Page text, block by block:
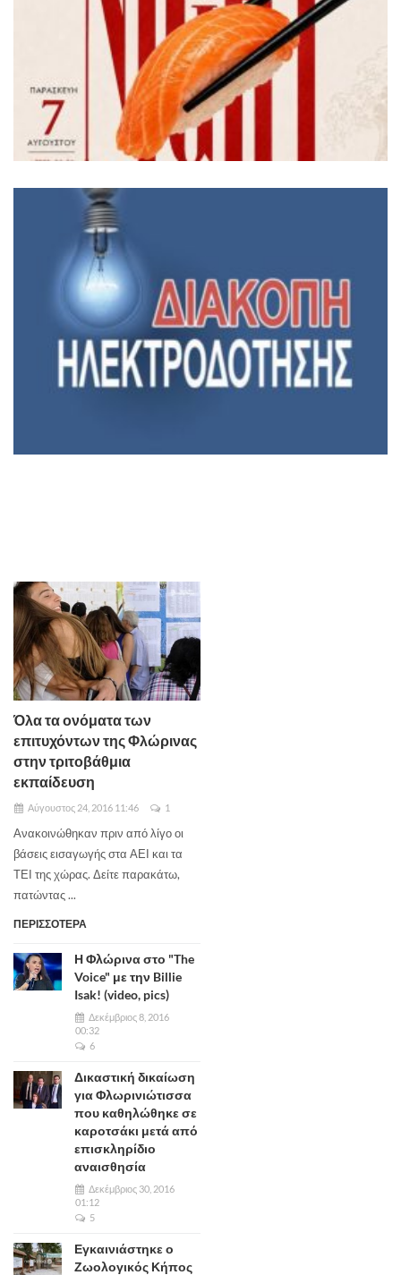
Όλα τα ονόματα των
επιτυχόντων της Φλώρινας
στην τριτοβάθμια
εκπαίδευση
Αύγουστος 24, 2016 11:46 1
Ανακοινώθηκαν πριν από λίγο οι
βάσεις εισαγωγής στα ΑΕΙ και τα
ΤΕΙ της χώρας. Δείτε παρακάτω,
πατώντας ...
ΠΕΡΙΣΣΟΤΕΡΑ
Η Φλώρινα στο "The
Voice" με την Billie
Isak! (video, pics)
Δεκέμβριος 8, 2016
00:32
6
Δικαστική δικαίωση
για Φλωρινιώτισσα
που καθηλώθηκε σε
καροτσάκι μετά από
επισκληρίδιο
αναισθησία
Δεκέμβριος 30, 2016
01:12
5
Εγκαινιάστηκε ο
Ζωολογικός Κήπος